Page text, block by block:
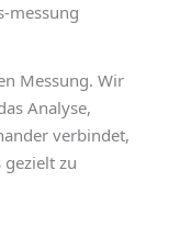
messung
Messung. Wir
Analyse,
verbindet,
zu